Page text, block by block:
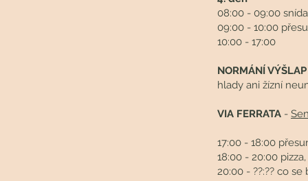
08:00 - 09:00
09:00 - 10:00
10:00 - 17:00
NORMÁNÍ VÝŠLAP
hlady ani žízní
VIA FERRATA -
17:00 - 18:00
18:00 - 20:00
20:00 - ??:?? co